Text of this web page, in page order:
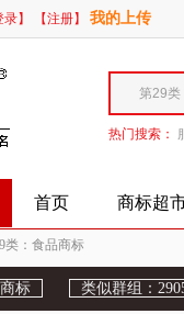
录】 【注册】 我的上传
热门搜索：
首页 商标超
类：食品商标
标 类似群组：